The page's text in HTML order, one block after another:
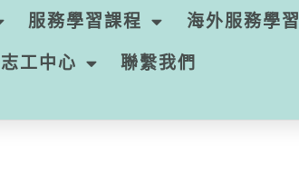
服務學習課程 海外服務學習
工中心 聯繫我們